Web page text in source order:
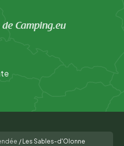
Camping.eu
/ Les Sables-d'Olonne